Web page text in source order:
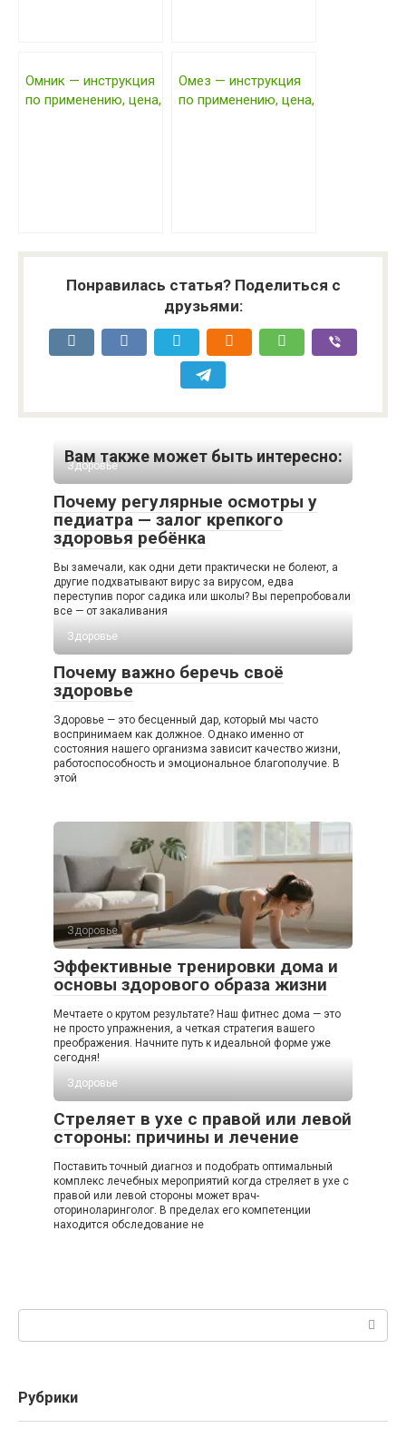
Омник — инструкция
по применению, цена,
Омез — инструкция
по применению, цена,
Понравилась статья? Поделиться с
друзьями:
Вам также может быть интересно:
Здоровье
Почему регулярные осмотры у
педиатра — залог крепкого
здоровья ребёнка
Вы замечали, как одни дети практически не болеют, а
другие подхватывают вирус за вирусом, едва
переступив порог садика или школы? Вы перепробовали
все — от закаливания
Здоровье
Почему важно беречь своё
здоровье
Здоровье — это бесценный дар, который мы часто
воспринимаем как должное. Однако именно от
состояния нашего организма зависит качество жизни,
работоспособность и эмоциональное благополучие. В
этой
Здоровье
Эффективные тренировки дома и
основы здорового образа жизни
Мечтаете о крутом результате? Наш фитнес дома — это
не просто упражнения, а четкая стратегия вашего
преображения. Начните путь к идеальной форме уже
сегодня!
Здоровье
Стреляет в ухе с правой или левой
стороны: причины и лечение
Поставить точный диагноз и подобрать оптимальный
комплекс лечебных мероприятий когда стреляет в ухе с
правой или левой стороны может врач-
оториноларинголог. В пределах его компетенции
находится обследование не
Рубрики